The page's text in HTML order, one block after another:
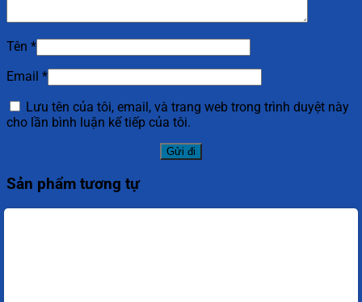
Tên *
Email *
Lưu tên của tôi, email, và trang web trong trình duyệt này
cho lần bình luận kế tiếp của tôi.
Sản phẩm tương tự